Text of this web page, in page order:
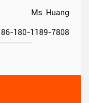
Ms. Huang
86-180-1189-7808